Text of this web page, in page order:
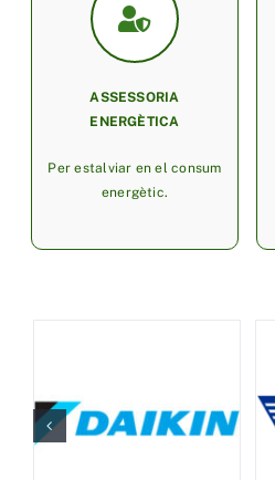
ASSESSORIA
ENERGÈTICA
Per estalviar en el consum
energètic.